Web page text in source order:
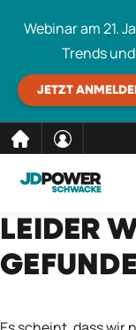
direkt
zum
Inhalt
Webinar am 21.
Trends
JETZT
Schwacke
LEIDER